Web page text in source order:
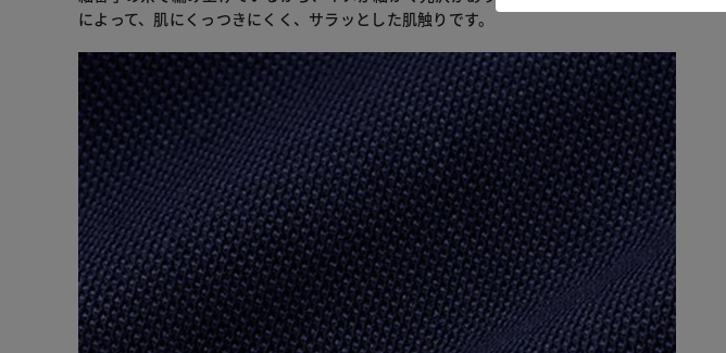
によって、肌にくっつきにくく、サラッとした肌触りです。